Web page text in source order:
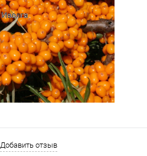
Добавить отзыв